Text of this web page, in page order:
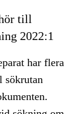
till
2022:1
har flera
sökrutan